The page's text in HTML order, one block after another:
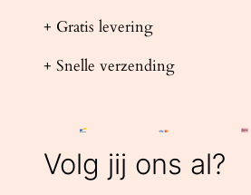
+ Gratis levering
+ Snelle verzending
Volg jij ons al?